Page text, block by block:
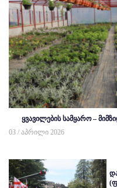
ყვავილების სამყარო –
03 / აპრილი 2026